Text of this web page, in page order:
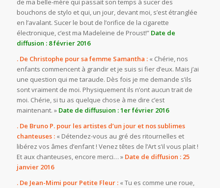
de ma belle-mère qui passait son temps à sucer des
bouchons de stylo et qui, un jour, devant moi, s’est étranglée
en l’avalant. Sucer le bout de l’orifice de la cigarette
électronique, c’est ma Madeleine de Proust!” Date de
diffusion : 8 février 2016
. De Christophe pour sa femme Samantha :« Chérie, nos
enfants commencent à grandir et je suis si fier d’eux. Mais j’ai
une question qui me taraude. Dès fois je me demande s’ils
sont vraiment de moi. Physiquement ils n’ont aucun trait de
moi. Chérie, si tu as quelque chose à me dire c’est
maintenant. » Date de diffusuion : 1er février 2016
. De Bruno P. pour les artistes d’un jour et nos sublimes
chanteuses : « Détendez-vous au gré des ritournelles et
libérez vos âmes d’enfant ! Venez têtes de l’Art s’il vous plait !
Et aux chanteuses, encore merci… »Date de diffusion : 25
janvier 2016
. De Jean-Mimi pour Petite Fleur :« Tu es comme une roue,